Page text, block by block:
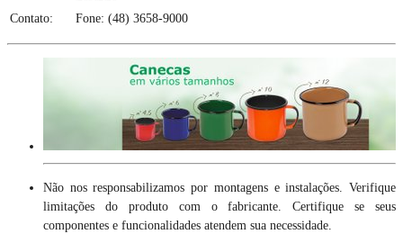
Contato:
Fone: (48) 3658-9000
Não nos responsabilizamos por montagens e instalações. Verifique
limitações do produto com o fabricante. Certifique se seus
componentes e funcionalidades atendem sua necessidade.